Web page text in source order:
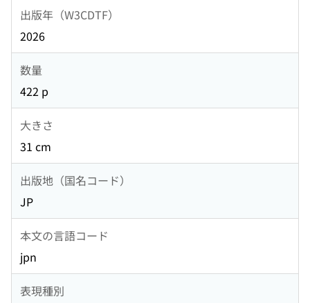
出版年（W3CDTF）
2026
数量
422 p
大きさ
31 cm
出版地（国名コード）
JP
本文の言語コード
jpn
表現種別